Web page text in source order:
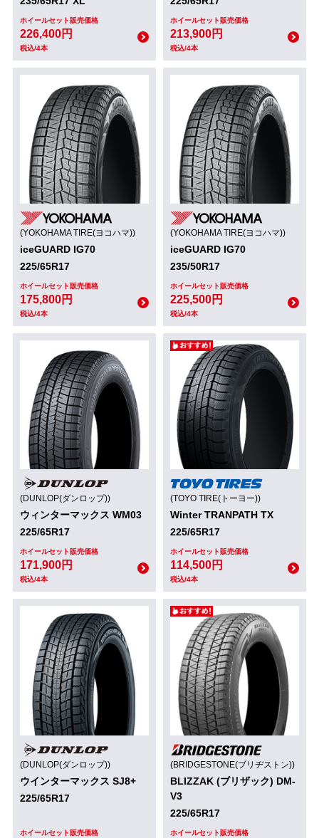
ホイールセット販売価格
226,400円
税込/4本
ホイールセット販売価格
213,900円
税込/4本
(YOKOHAMA TIRE(ヨコハマ))
iceGUARD IG70
225/65R17
ホイールセット販売価格
175,800円
税込/4本
(YOKOHAMA TIRE(ヨコハマ))
iceGUARD IG70
235/50R17
ホイールセット販売価格
225,500円
税込/4本
(DUNLOP(ダンロップ))
ウィンターマックス WM03
225/65R17
ホイールセット販売価格
171,900円
税込/4本
(TOYO TIRE(トーヨー))
Winter TRANPATH TX
225/65R17
ホイールセット販売価格
114,500円
税込/4本
(DUNLOP(ダンロップ))
ウインターマックス SJ8+
225/65R17
ホイールセット販売価格
(BRIDGESTONE(ブリヂストン))
BLIZZAK (ブリザック) DM-
V3
225/65R17
ホイールセット販売価格